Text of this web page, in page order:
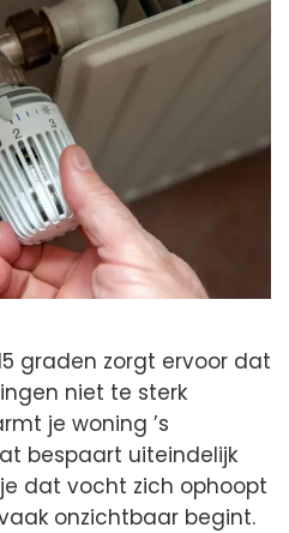
graden zorgt ervoor dat
niet te sterk
je woning ’s
bespaart uiteindelijk
dat vocht zich ophoopt
onzichtbaar begint.